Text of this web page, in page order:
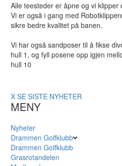
Alle teesteder er åpne og vi klipper
Vi er også i gang med
sikre bedre kvalitet på banen.
Vi har også sandposer til å fikse
hull 1, og fyll posene opp igjen
hull 10
X SE SISTE NYHETER
MENY
Nyheter
Drammen Golfklubb
Drammen Golfklubb
Grasrotandelen